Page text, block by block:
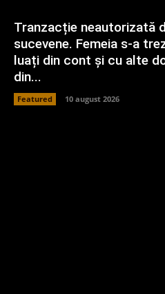
Tranzacție neautorizată
sucevene. Femeia s-a
luați din cont și cu alte
din...
Featured 10 august 2026